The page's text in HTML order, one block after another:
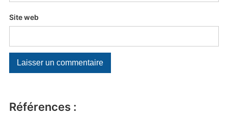
Références :
Site web